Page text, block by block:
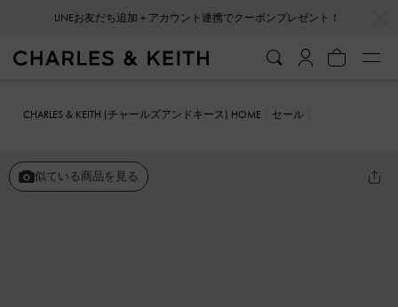
CHARLES & KEITH (チャールズアンドキース) HOME
セール
似ている商品を見る